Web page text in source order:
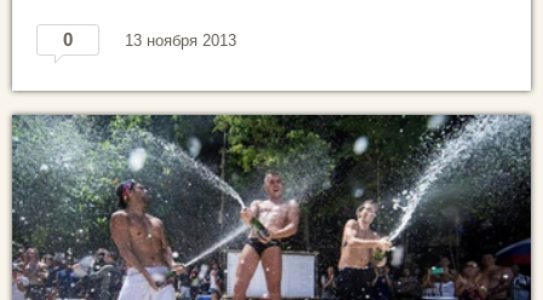
0 13 ноября 2013